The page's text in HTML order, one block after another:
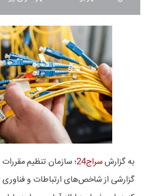
به گزارشسراج24
؛ سازمان تنظیم
گزارشی از شاخص‌های ارتباطات و فناوری